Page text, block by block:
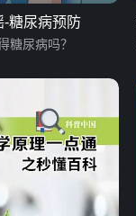
-糖尿病预防
糖尿病吗？